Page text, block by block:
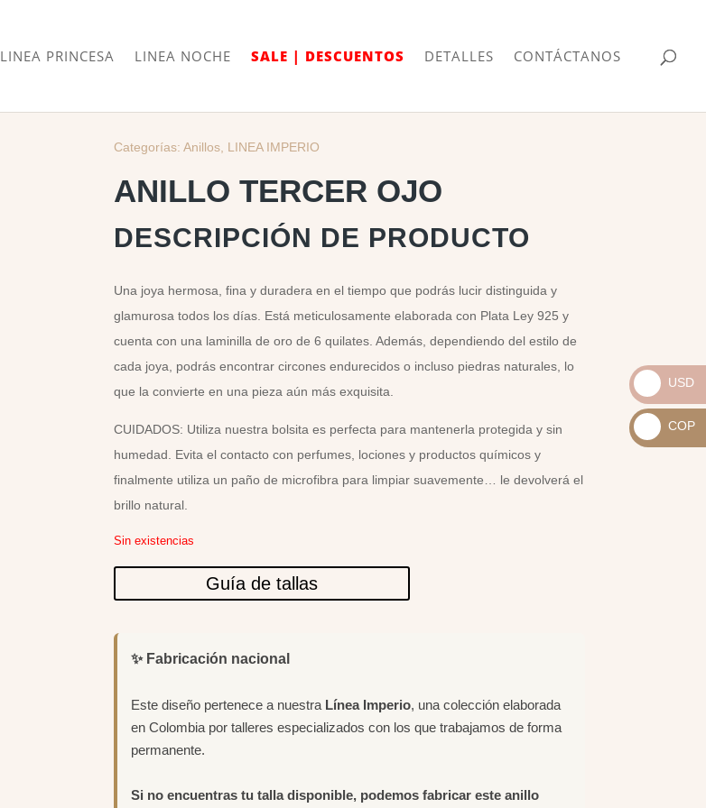
LINEA PRINCESA LINEA NOCHE SALE | DESCUENTOS DETALLES CONTÁCTANOS
Categorías: Anillos LINEA IMPERIO
ANILLO TERCER OJO
DESCRIPCIÓN DE PRODUCTO
Una joya hermosa, fina y duradera en el tiempo que podrás lucir distinguida y
glamurosa todos los días. Está meticulosamente elaborada con Plata Ley 925 y
cuenta con una laminilla de oro de 6 quilates. Además, dependiendo del estilo de
cada joya, podrás encontrar circones endurecidos o incluso piedras naturales, lo
que la convierte en una pieza aún más exquisita.
CUIDADOS: Utiliza nuestra bolsita es perfecta para mantenerla protegida y sin
humedad. Evita el contacto con perfumes, lociones y productos químicos y
finalmente utiliza un paño de microfibra para limpiar suavemente… le devolverá el
brillo natural.
Sin existencias
Guía de tallas
✨ Fabricación nacional
Este diseño pertenece a nuestra Línea Imperio, una colección elaborada
en Colombia por talleres especializados con los que trabajamos de forma
permanente.
Si no encuentras tu talla disponible, podemos fabricar este anillo
_
USD
USD
_
COP